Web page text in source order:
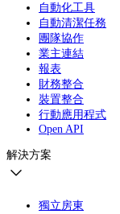
自動化工具
自動清潔任務
團隊協作
業主連結
報表
財務整合
裝置整合
行動應用程式
Open API
解決方案
獨立房東